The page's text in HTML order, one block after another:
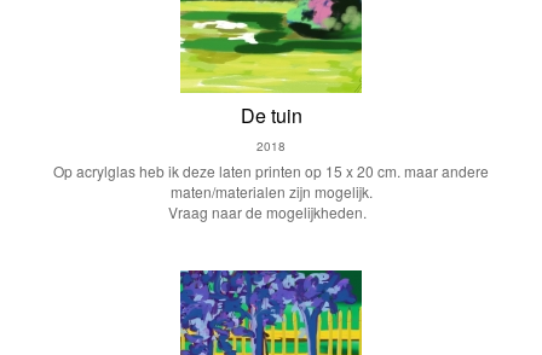
De tuin
2018
Op acrylglas heb ik deze laten printen op 15 x 20 cm. maar andere
maten/materialen zijn mogelijk.
Vraag naar de mogelijkheden.